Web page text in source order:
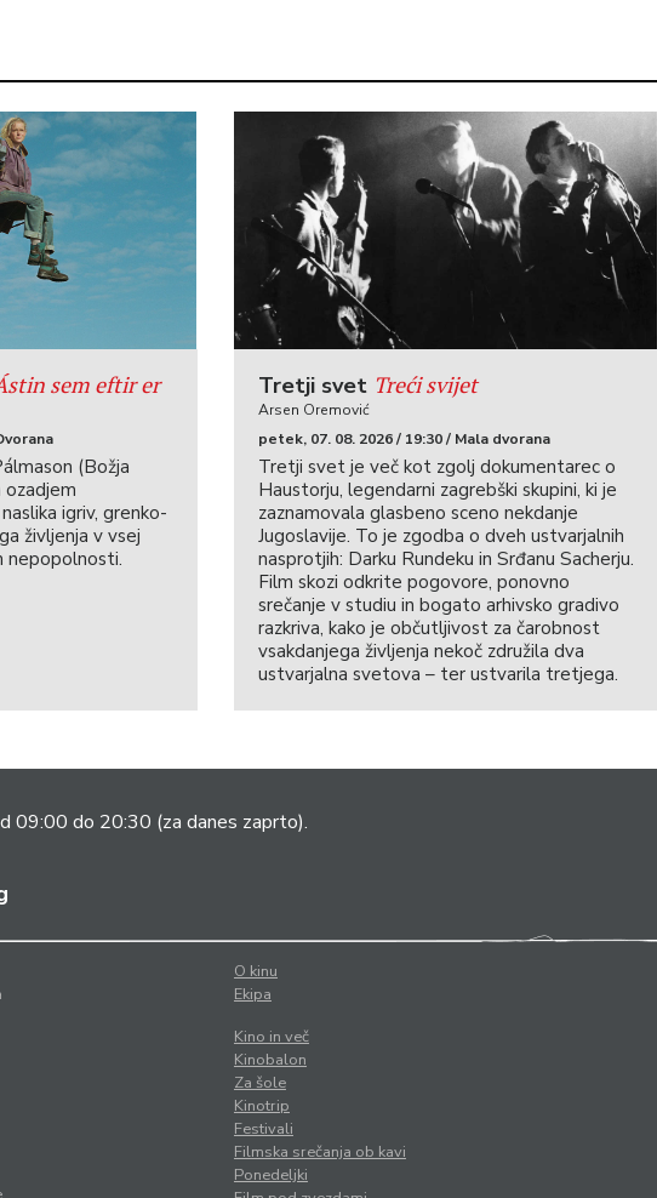
sem eftir er
(Božja
igriv, grenko-
življenja v vsej
nepopolnosti.
Tretji svet Treći svijet
Arsen Oremović
petek, 07. 08. 2026 / 19:30 / Mala dvorana
Tretji svet je več kot zgolj dokumentarec o
Haustorju, legendarni zagrebški skupini, ki je
zaznamovala glasbeno sceno nekdanje
Jugoslavije. To je zgodba o dveh ustvarjalnih
nasprotjih: Darku Rundeku in Srđanu Sacherju.
Film skozi odkrite pogovore, ponovno
srečanje v studiu in bogato arhivsko gradivo
razkriva, kako je občutljivost za čarobnost
vsakdanjega življenja nekoč združila dva
ustvarjalna svetova – ter ustvarila tretjega.
09:00 do 20:30 (za danes zaprto).
O kinu
Ekipa
Kino in več
Kinobalon
Za šole
Kinotrip
Festivali
Filmska srečanja ob kavi
Ponedeljki